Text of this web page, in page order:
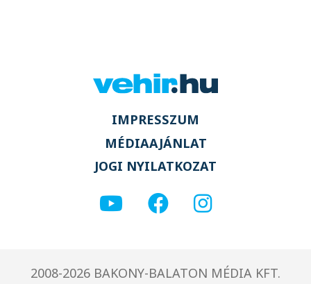
IMPRESSZUM
MÉDIAAJÁNLAT
JOGI NYILATKOZAT
2008-2026 BAKONY-BALATON MÉDIA KFT.